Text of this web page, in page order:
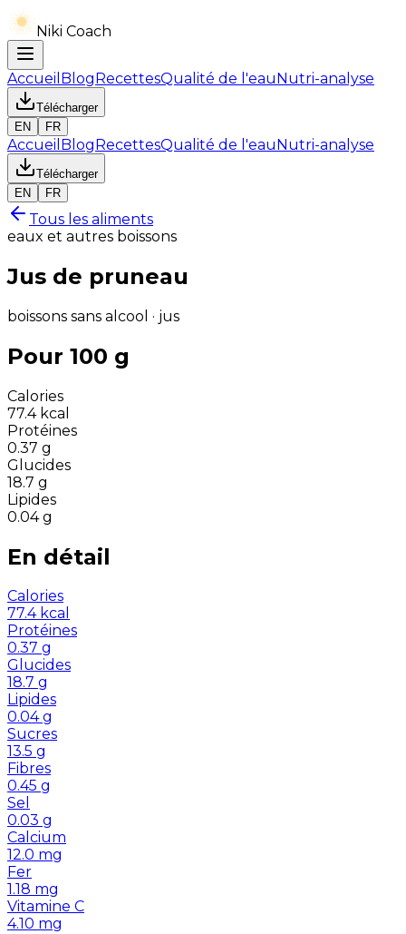
Niki Coach
Accueil BlogRecettesQualité de l'eauNutri-analyse
Télécharger
EN
FR
Accueil BlogRecettesQualité de l'eauNutri-analyse
Télécharger
EN
FR
Tous les aliments
eaux et autres boissons
Jus de pruneau
boissons sans alcool · jus
Pour 100 g
Calories
77.4 kcal
Protéines
0.37 g
Glucides
18.7 g
Lipides
0.04 g
En détail
Calories
77.4 kcal
Protéines
0.37 g
Glucides
18.7 g
Lipides
0.04 g
Sucres
13.5 g
Fibres
0.45 g
Sel
0.03 g
Calcium
12.0 mg
Fer
1.18 mg
Vitamine C
4.10 mg